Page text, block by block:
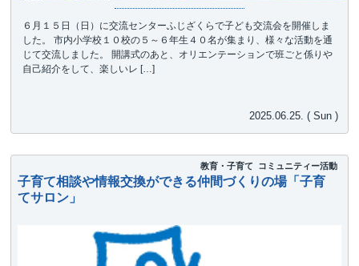
６月１５日（日）に交流センターふじざくらで子ども交流会を開催しま
した。 市内小学校１０校の５～６年生４０名が集まり、様々な活動を通
じて交流しました。 開講式のあと、オリエンテーションで班ごと係りや
自己紹介をして、楽しいレ […]
2025.06.25. ( Sun )
教育・子育て コミュニティー活動
子育て相談や情報交換ができる仲間づくりの場「子育
てサロン」